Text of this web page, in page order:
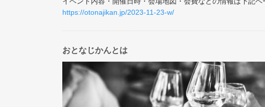
https://otonajikan.jp/2023-11-23-w/
おとなじかんとは